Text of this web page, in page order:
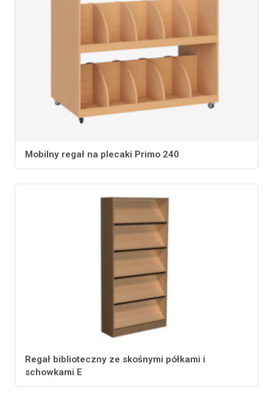
Mobilny regał na plecaki Primo 240
Regał biblioteczny ze skośnymi półkami i
schowkami E